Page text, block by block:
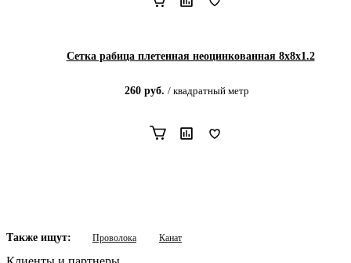
Сетка рабица плетенная неоцинкованная 8х8х1.2
260руб. / квадратный метр
Также ищут: Проволока Канат